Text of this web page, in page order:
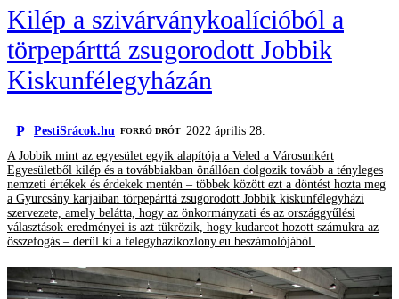
Kilép a szivárványkoalícióból a
törpepárttá zsugorodott Jobbik
Kiskunfélegyházán
P PestiSrácok.hu FORRÓ DRÓT 2022 április 28.
A Jobbik mint az egyesület egyik alapítója a Veled a Városunkért
Egyesületből kilép és a továbbiakban önállóan dolgozik tovább a tényleges
nemzeti értékek és érdekek mentén – többek között ezt a döntést hozta meg
a Gyurcsány karjaiban törpepárttá zsugorodott Jobbik kiskunfélegyházi
szervezete, amely belátta, hogy az önkormányzati és az országgyűlési
választások eredményei is azt tükrözik, hogy kudarcot hozott számukra az
összefogás – derül ki a felegyhazikozlony.eu beszámolójából.